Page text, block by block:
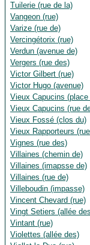
Tuilerie (rue de la)
Vangeon (rue)
Varize (rue de)
Vercingétorix (rue)
Verdun (avenue de)
Vergers (rue des)
Victor Gilbert (rue)
Victor Hugo (avenue)
Vieux Capucins (place
Vieux Capucins (rue
Vieux Fossé (clos du)
Vieux Rapporteurs
Vignes (rue des)
Villaines (chemin de)
Villaines (imapsse de)
Villaines (rue de)
Villeboudin (impasse)
Vincent Chevard (rue)
Vingt Setiers (allée
Vintant (rue)
Violettes (allée des)